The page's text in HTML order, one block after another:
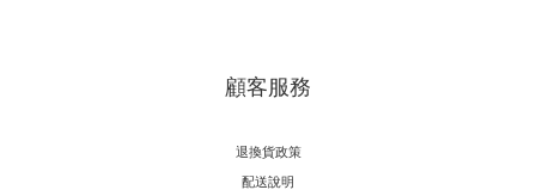
顧客服務
退換貨政策
配送說明